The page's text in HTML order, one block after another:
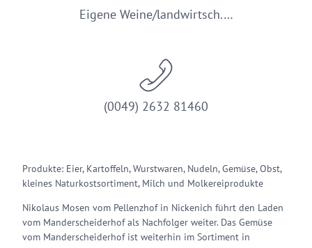
Eigene Weine/landwirtsch.…
(0049) 2632 81460
Produkte: Eier, Kartoffeln, Wurstwaren, Nudeln, Gemüse, Obst,
kleines Naturkostsortiment, Milch und Molkereiprodukte
Nikolaus Mosen vom Pellenzhof in Nickenich führt den Laden
vom Manderscheiderhof als Nachfolger weiter. Das Gemüse
vom Manderscheiderhof ist weiterhin im Sortiment in